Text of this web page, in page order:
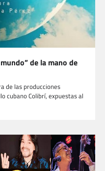
de la mano de
de las producciones
cubano Colibrí, expuestas al